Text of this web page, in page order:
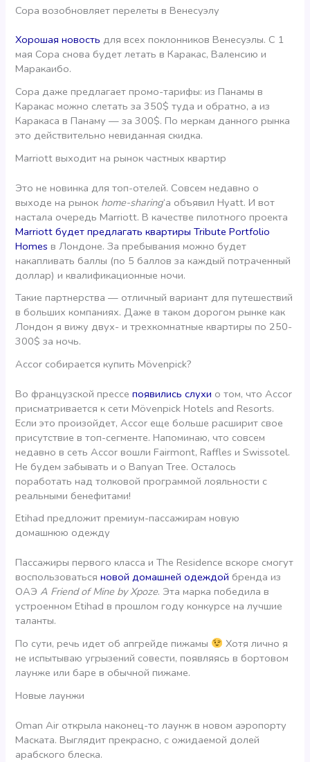
Copa возобновляет перелеты в Венесуэлу
Хорошая новость для всех поклонников Венесуэлы. С 1
мая Copa снова будет летать в Каракас, Валенсию и
Маракаибо.
Copa даже предлагает промо-тарифы: из Панамы в
Каракас можно слетать за 350$ туда и обратно, а из
Каракаса в Панаму — за 300$. По меркам данного рынка
это действительно невиданная скидка.
Marriott выходит на рынок частных квартир
Это не новинка для топ-отелей. Совсем недавно о
выходе на рынок home-sharing‘а объявил Hyatt. И вот
настала очередь Marriott. В качестве пилотного проекта
Marriott будет предлагать квартиры Tribute Portfolio
Homes в Лондоне. За пребывания можно будет
накапливать баллы (по 5 баллов за каждый потраченный
доллар) и квалификационные ночи.
Такие партнерства — отличный вариант для путешествий
в больших компаниях. Даже в таком дорогом рынке как
Лондон я вижу двух- и трехкомнатные квартиры по 250-
300$ за ночь.
Accor собирается купить Mövenpick?
Во французской прессепоявились слухи о том, что Accor
присматривается к сети Mövenpick Hotels and Resorts.
Если это произойдет, Accor еще больше расширит свое
присутствие в топ-сегменте. Напоминаю, что совсем
недавно в сеть Accor вошли Fairmont, Raffles и Swissotel.
Не будем забывать и о Banyan Tree. Осталось
поработать над толковой программой лояльности с
реальными бенефитами!
Etihad предложит премиум-пассажирам новую
домашнюю одежду
Пассажиры первого класса и The Residence вскоре смогут
воспользоватьсяновой домашней одеждой бренда из
ОАЭA Friend of Mine by Xpoze. Эта марка победила в
устроенном Etihad в прошлом году конкурсе на лучшие
таланты.
По сути, речь идет об апгрейде пижамы
Хотя лично я
не испытываю угрызений совести, появляясь в бортовом
лаунже или баре в обычной пижаме.
Новые лаунжи
Oman Air открыла наконец-то лаунж в новом аэропорту
Маската. Выглядит прекрасно, с ожидаемой долей
арабского блеска.